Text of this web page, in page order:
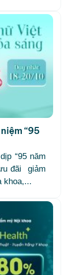
“95
“95 năm
đãi giảm
khoa,...